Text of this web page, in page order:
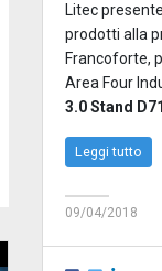
Litec
prodotti alla
Francoforte,
Area Four
3.0 Stand
Leggi tutto
09/04/2018